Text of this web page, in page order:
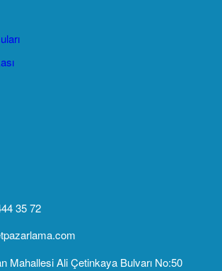
35 72
Mahallesi Ali Çetinkaya Bulvarı No:50